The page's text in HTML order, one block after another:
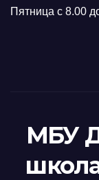
Пятница с 8.00
МБУ